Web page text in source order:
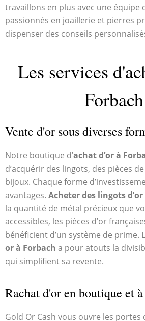
travaillons en plus avec une équipe
passionnés en joaillerie et pierres
dispenser des conseils
Les services
Forbach
Vente d'or sous diverses
Notre boutique d’achat d’or à
d’acquérir des lingots, des pièces
bijoux. Chaque forme
avantages. Acheter des lingots
la quantité de métal précieux que
accessibles, les pièces d’or
bénéficient d’un système de prime.
or à Forbach a pour atouts la
qui simplifient sa revente.
Rachat d'or en boutique et
Gold Or Cash vous ouvre les portes